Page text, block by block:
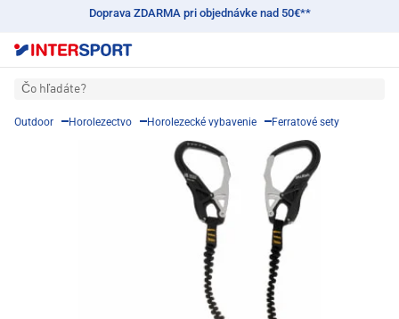
Doprava ZDARMA pri objednávke nad 50€**
Čo hľadáte?
Outdoor Horolezectvo Horolezecké vybavenie Ferratové sety